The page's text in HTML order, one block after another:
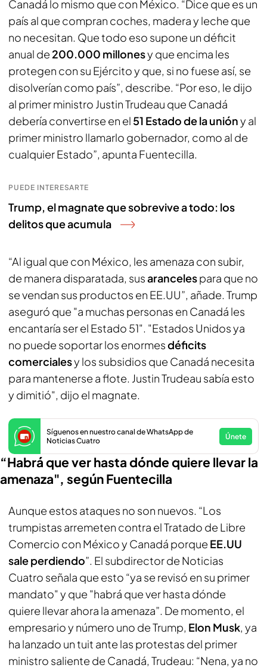
Canadá lo mismo que con México. “Dice que es un
país al que compran coches, madera y leche que
no necesitan. Que todo eso supone un déficit
anual de 200.000 millonesy que encima les
protegen con su Ejército y que, si no fuese así, se
disolverían como país”, describe. “Por eso, le dijo
al primer ministro Justin Trudeau que Canadá
debería convertirse en el 51 Estado de la unióny al
primer ministro llamarlo gobernador, como al de
cualquier Estado”, apunta Fuentecilla.
PUEDE INTERESARTE
Trump, el magnate que sobrevive a todo: los
delitos que acumula
“Al igual que con México, les amenaza con subir,
de manera disparatada, susarancelespara que no
se vendan sus productos en EE.UU”, añade. Trump
aseguró que "a muchas personas en Canadá les
encantaría ser el Estado 51". "Estados Unidos ya
no puede soportar los enormesdéficits
comercialesy los subsidios que Canadá necesita
para mantenerse a flote. Justin Trudeau sabía esto
y dimitió", dijo el magnate.
Síguenos en nuestro canal de WhatsApp de
Noticias Cuatro
Únete
“Habrá que ver hasta dónde quiere llevar la
amenaza", según Fuentecilla
Aunque estos ataques no son nuevos. “Los
trumpistas arremeten contra el Tratado de Libre
Comercio con México y Canadá porque EE.UU
sale perdiendo”. El subdirector de Noticias
Cuatro señala que esto “ya se revisó en su primer
mandato" y que "habrá que ver hasta dónde
quiere llevar ahora la amenaza”. De momento, el
empresario y número uno de Trump, Elon Musk, ya
ha lanzado un tuit ante las protestas del primer
ministro saliente de Canadá, Trudeau: “Nena, ya no